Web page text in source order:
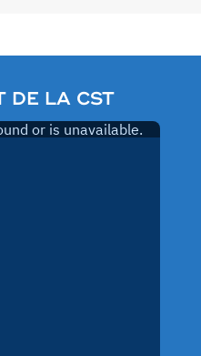
DE LA CST